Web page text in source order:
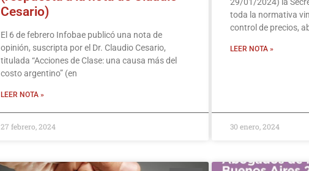
Cesario)
El 6 de febrero Infobae publicó una nota de
opinión, suscripta por el Dr. Claudio Cesario,
titulada “Acciones de Clase: una causa más del
costo argentino” (en
LEER NOTA »
27 febrero, 2024
toda la normativa
control de precios,
LEER NOTA »
30 enero, 2024